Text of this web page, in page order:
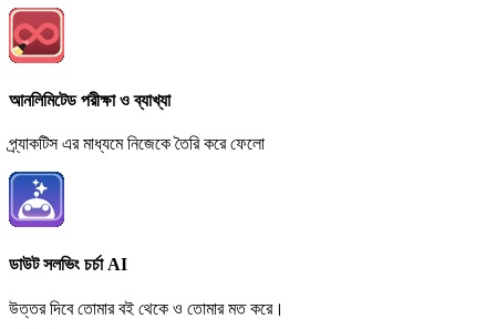
আনলিমিটেড পরীক্ষা ও ব্যাখ্যা
প্র্যাকটিস এর মাধ্যমে নিজেকে তৈরি করে ফেলো
ডাউট সলভিং চর্চা AI
উত্তর দিবে তোমার বই থেকে ও তোমার মত করে।